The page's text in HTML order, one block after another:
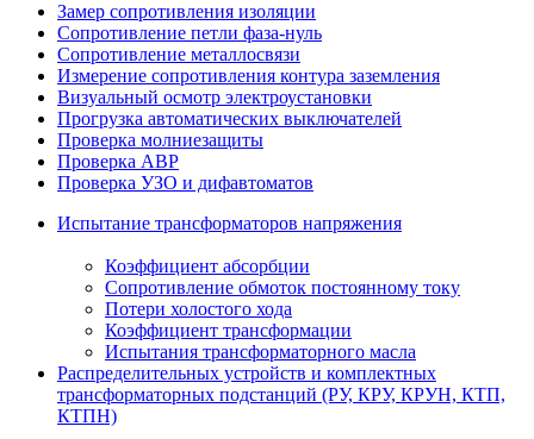
Замер сопротивления изоляции
Сопротивление петли фаза-нуль
Сопротивление металлосвязи
Измерение сопротивления контура заземления
Визуальный осмотр электроустановки
Прогрузка автоматических выключателей
Проверка молниезащиты
Проверка АВР
Проверка УЗО и дифавтоматов
Испытание трансформаторов напряжения
Коэффициент абсорбции
Сопротивление обмоток постоянному току
Потери холостого хода
Коэффициент трансформации
Испытания трансформаторного масла
Распределительных устройств и комплектных
трансформаторных подстанций (РУ, КРУ, КРУН, КТП,
КТПН)